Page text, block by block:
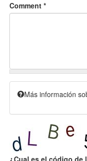
Comment *
Más información